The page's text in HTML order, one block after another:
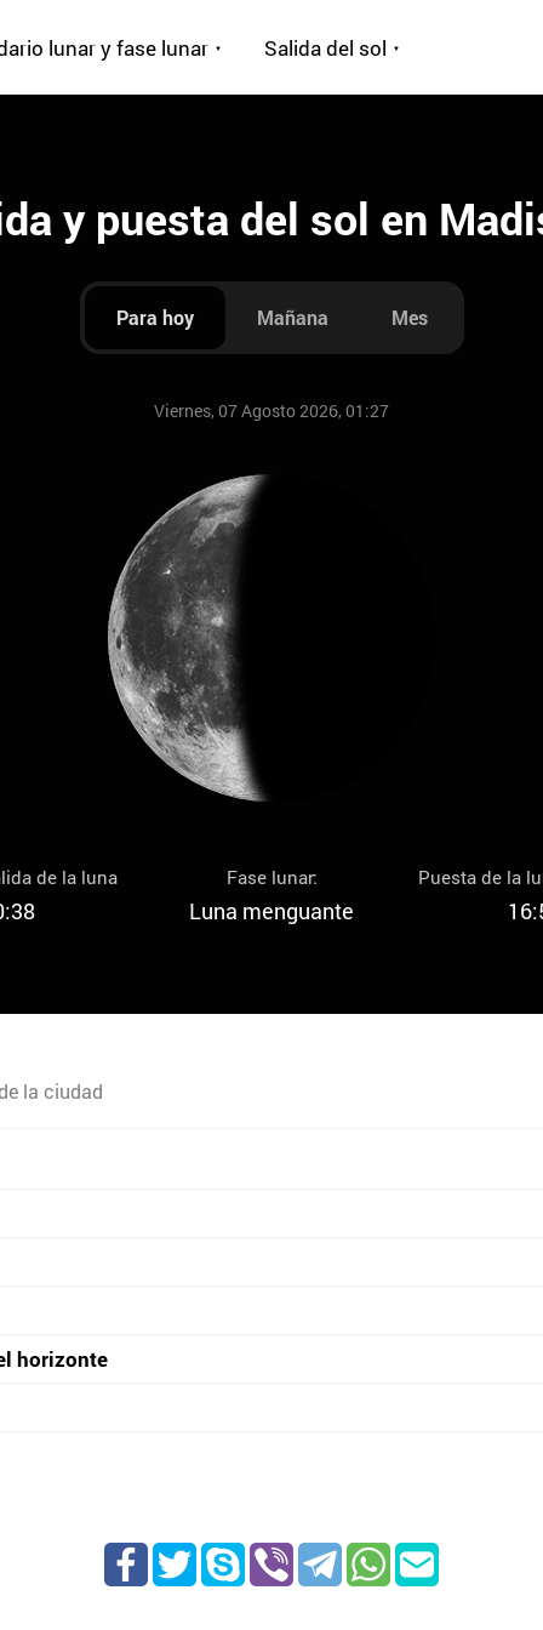
lunar y fase lunar Salida del sol
y puesta del sol en
Para hoy Mañana Mes
Viernes, 07 Agosto 2026, 01:27
de la luna Fase lunar:
Luna menguante
Puesta de la
la ciudad
horizonte